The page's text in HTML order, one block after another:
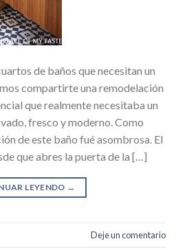
de baños que necesitan un
compartirte una remodelación
que realmente necesitaba un
fresco y moderno. Como
de este baño fué asombrosa. El
que abres la puerta de la […]
LEYENDO →
Deje un comentario